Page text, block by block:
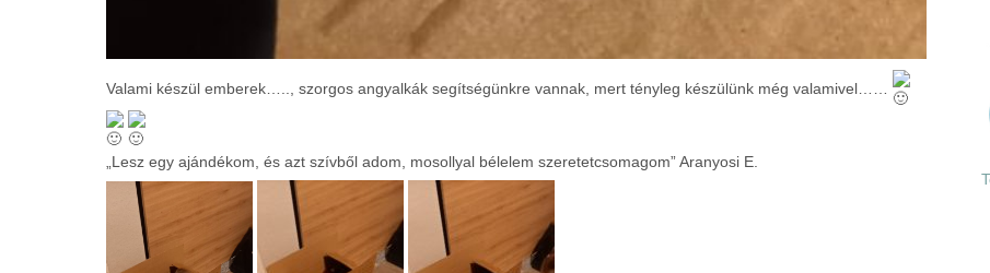
Valami készül emberek….., szorgos angyalkák segítségünkre vannak, mert tényleg készülünk még valamivel……
„Lesz egy ajándékom, és azt szívből adom, mosollyal bélelem szeretetcsomagom” Aranyosi E.